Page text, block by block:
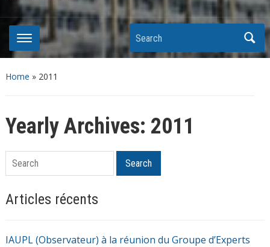
Search
Home » 2011
Yearly Archives: 2011
Search Search
Articles récents
IAUPL (Observateur) à la réunion du Groupe d’Experts